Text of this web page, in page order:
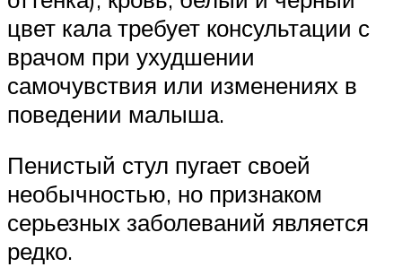
цвет кала требует консультации с
врачом при ухудшении
самочувствия или изменениях в
поведении малыша.
Пенистый стул пугает своей
необычностью, но признаком
серьезных заболеваний является
редко.